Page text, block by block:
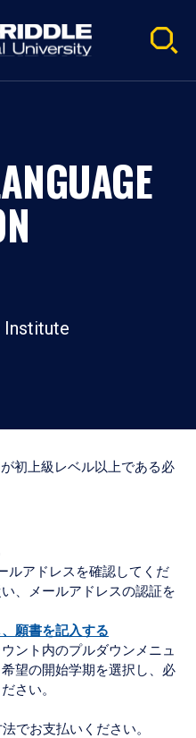
Institute
初上級レベル以上である必
ルアドレスを確認してくだ
、メールアドレスの認証を
願書を記入する
ント内のプルダウンメニュ
望の開始学期を選択し、必
さい。
でお支払いください。